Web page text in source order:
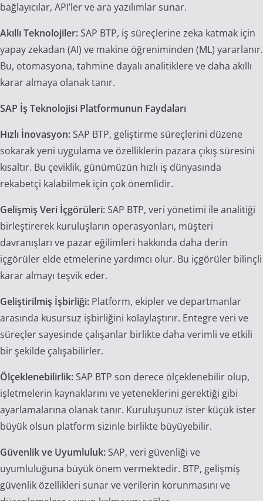
bağlayıcılar, API’ler ve ara yazılımlar sunar.
Akıllı Teknolojiler: SAP BTP, iş süreçlerine zeka katmak için
yapay zekadan (AI) ve makine öğreniminden (ML) yararlanır.
Bu, otomasyona, tahmine dayalı analitiklere ve daha akıllı
karar almaya olanak tanır.
SAP İş Teknolojisi Platformunun Faydaları
Hızlı İnovasyon: SAP BTP, geliştirme süreçlerini düzene
sokarak yeni uygulama ve özelliklerin pazara çıkış süresini
kısaltır. Bu çeviklik, günümüzün hızlı iş dünyasında
rekabetçi kalabilmek için çok önemlidir.
Gelişmiş Veri İçgörüleri: SAP BTP, veri yönetimi ile analitiği
birleştirerek kuruluşların operasyonları, müşteri
davranışları ve pazar eğilimleri hakkında daha derin
içgörüler elde etmelerine yardımcı olur. Bu içgörüler bilinçli
karar almayı teşvik eder.
Geliştirilmiş İşbirliği: Platform, ekipler ve departmanlar
arasında kusursuz işbirliğini kolaylaştırır. Entegre veri ve
süreçler sayesinde çalışanlar birlikte daha verimli ve etkili
bir şekilde çalışabilirler.
Ölçeklenebilirlik: SAP BTP son derece ölçeklenebilir olup,
işletmelerin kaynaklarını ve yeteneklerini gerektiği gibi
ayarlamalarına olanak tanır. Kuruluşunuz ister küçük ister
büyük olsun platform sizinle birlikte büyüyebilir.
Güvenlik ve Uyumluluk: SAP, veri güvenliği ve
uyumluluğuna büyük önem vermektedir. BTP, gelişmiş
güvenlik özellikleri sunar ve verilerin korunmasını ve